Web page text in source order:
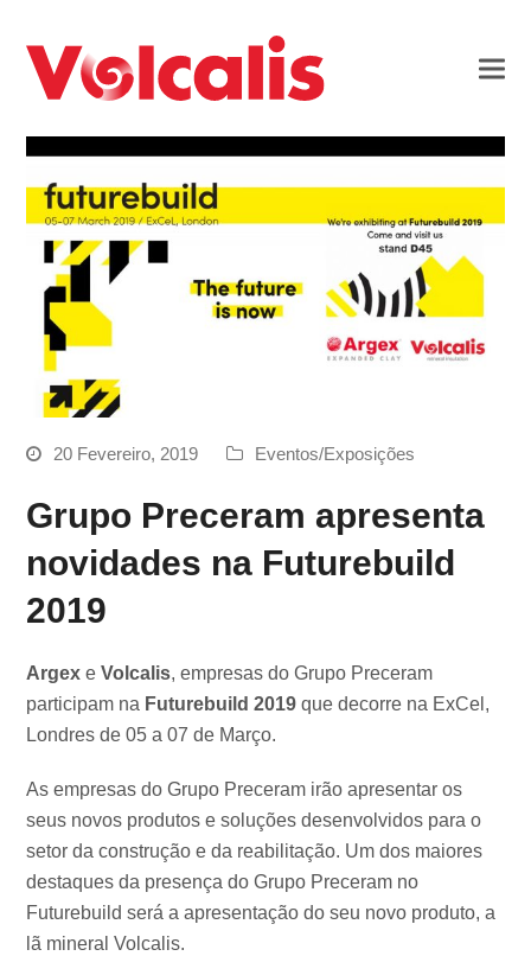
20 Fevereiro, 2019 Eventos/Exposições
Grupo Preceram apresenta
novidades na Futurebuild
2019
Argex eVolcalis, empresas do Grupo Preceram
participam na Futurebuild 2019 que decorre na ExCel,
Londres de 05 a 07 de Março.
As empresas do Grupo Preceram irão apresentar os
seus novos produtos e soluções desenvolvidos para o
setor da construção e da reabilitação. Um dos maiores
destaques da presença do Grupo Preceram no
Futurebuild será a apresentação do seu novo produto, a
lã mineral Volcalis.